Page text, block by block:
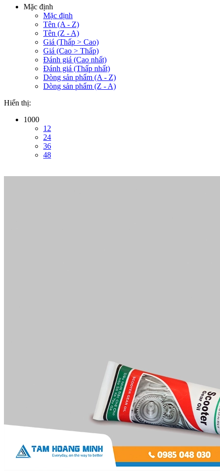
Mặc định
Mặc định
Tên (A - Z)
Tên (Z - A)
Giá (Thấp > Cao)
Giá (Cao > Thấp)
Đánh giá (Cao nhất)
Đánh giá (Thấp nhất)
Dòng sản phẩm (A - Z)
Dòng sản phẩm (Z - A)
Hiển thị:
1000
12
24
36
48